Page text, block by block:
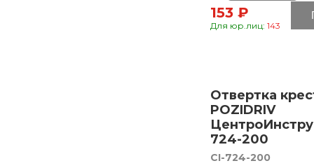
153 ₽
Для юр.лиц: 143
Отвертка
POZIDRIV
724-200
CI-724-200